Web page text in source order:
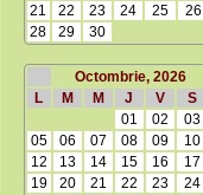
21
22 23 24 25 26
28
29 30
Octombrie, 2026
L
M M J V S
01
02 03
05
06 07 08 09 10
12
13 14 15 16 17
19
20 21 22 23 24